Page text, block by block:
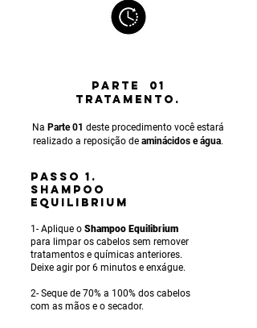
PARTE 01
TRATAMENTO.
Na Parte 01 deste procedimento você estará
realizado a reposição de aminácidos e água.
PASSO 1.
SHAMPOO
EQUILIBRIUM
1- Aplique o Shampoo Equilibrium
para limpar os cabelos sem remover
tratamentos e químicas anteriores.
Deixe agir por 6 minutos e enxágue.
2- Seque de 70% a 100% dos cabelos
com as mãos e o secador.